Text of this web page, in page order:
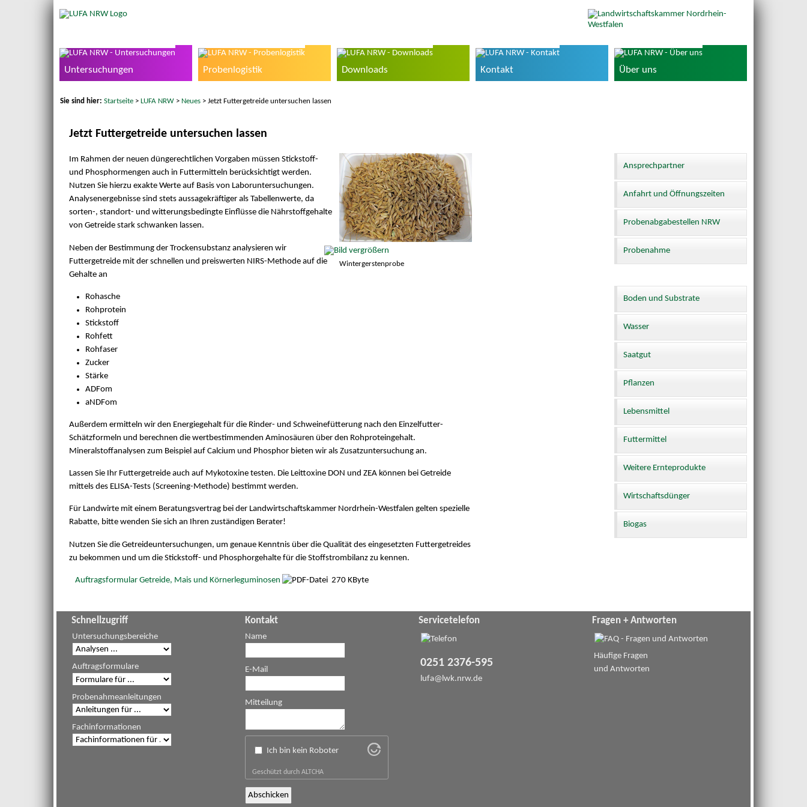
Untersuchungen Probenlogistik Downloads Kontakt Über uns
Sie sind hier:Startseite >LUFA NRW > Neues > Jetzt Futtergetreide untersuchen lassen
Jetzt Futtergetreide untersuchen lassen
Wintergerstenprobe
Im Rahmen der neuen düngerechtlichen Vorgaben müssen Stickstoff-
und Phosphormengen auch in Futtermitteln berücksichtigt werden.
Nutzen Sie hierzu exakte Werte auf Basis von Laboruntersuchungen.
Analysenergebnisse sind stets aussagekräftiger als Tabellenwerte, da
sorten-, standort- und witterungsbedingte Einflüsse die Nährstoffgehalte
von Getreide stark schwanken lassen.
Neben der Bestimmung der Trockensubstanz analysieren wir
Futtergetreide mit der schnellen und preiswerten NIRS-Methode auf die
Gehalte an
Rohasche
Rohprotein
Stickstoff
Rohfett
Rohfaser
Zucker
Stärke
ADFom
aNDFom
Außerdem ermitteln wir den Energiegehalt für die Rinder- und Schweinefütterung nach den Einzelfutter-
Schätzformeln und berechnen die wertbestimmenden Aminosäuren über den Rohproteingehalt.
Mineralstoffanalysen zum Beispiel auf Calcium und Phosphor bieten wir als Zusatzuntersuchung an.
Lassen Sie Ihr Futtergetreide auch auf Mykotoxine testen. Die Leittoxine DON und ZEA können bei Getreide
mittels des ELISA-Tests (Screening-Methode) bestimmt werden.
Für Landwirte mit einem Beratungsvertrag bei der Landwirtschaftskammer Nordrhein-Westfalen gelten spezielle
Rabatte, bitte wenden Sie sich an Ihren zuständigen Berater!
Nutzen Sie die Getreideuntersuchungen, um genaue Kenntnis über die Qualität des eingesetzten Futtergetreides
zu bekommen und um die Stickstoff- und Phosphorgehalte für die Stoffstrombilanz zu kennen.
Auftragsformular Getreide, Mais und Körnerleguminosen 270 KByte
Ansprechpartner
Anfahrt und Öffnungszeiten
Probenabgabestellen NRW
Probenahme
Boden und Substrate
Wasser
Saatgut
Pflanzen
Lebensmittel
Futtermittel
Weitere Ernteprodukte
Wirtschaftsdünger
Biogas
Schnellzugriff
Untersuchungsbereiche
Auftragsformulare
Probenahmeanleitungen
Fachinformationen
Kontakt
Name
E-Mail
Mitteilung
Ich bin kein Roboter
Geschützt durchALTCHA
Servicetelefon
0251 2376-595
lufa@ lwk.nrw.de
Fragen + Antworten
Häufige Fragen
und Antworten